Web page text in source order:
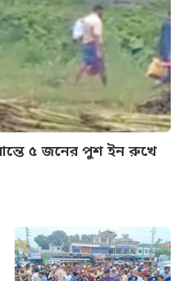
৫ জনের পুশ ইন রুখে